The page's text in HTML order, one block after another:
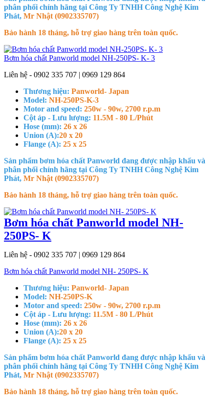
phân phối chính hãng tại Công Ty TNHH Công Nghệ Kim
Phát, Mr Nhật (0902335707)
Bảo hành 18 tháng, hỗ trợ giao hàng trên toàn quốc.
Bơm hóa chất Panworld model NH-250PS- K- 3
Liên hệ - 0902 335 707 | 0969 129 864
Thương hiệu: Panworld- Japan
Model: NH-250PS-K-3
Motor and speed: 250w - 90w, 2700 r.p.m
Cột áp - Lưu lượng: 11.5M - 80 L/Phút
Hose (mm): 26 x 26
Union (A):20 x 20
Flange (A): 25 x 25
Sản phẩm bơm hóa chất Panworld đang được nhập khẩu và
phân phối chính hãng tại Công Ty TNHH Công Nghệ Kim
Phát, Mr Nhật (0902335707)
Bảo hành 18 tháng, hỗ trợ giao hàng trên toàn quốc.
Bơm hóa chất Panworld model NH-
250PS- K
Liên hệ - 0902 335 707 | 0969 129 864
Bơm hóa chất Panworld model NH- 250PS- K
Thương hiệu: Panworld- Japan
Model: NH-250PS-K
Motor and speed: 250w - 90w, 2700 r.p.m
Cột áp - Lưu lượng: 11.5M - 80 L/Phút
Hose (mm): 26 x 26
Union (A):20 x 20
Flange (A): 25 x 25
Sản phẩm bơm hóa chất Panworld đang được nhập khẩu và
phân phối chính hãng tại Công Ty TNHH Công Nghệ Kim
Phát, Mr Nhật (0902335707)
Bảo hành 18 tháng, hỗ trợ giao hàng trên toàn quốc.